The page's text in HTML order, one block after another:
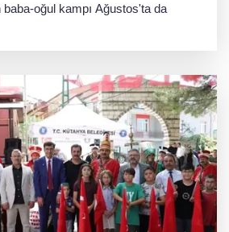
oğul kampı Ağustos'ta da